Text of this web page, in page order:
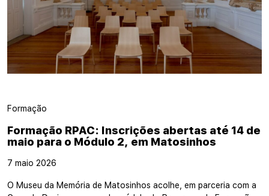
Formação
Formação RPAC: Inscrições abertas até 14 de
maio para o Módulo 2, em Matosinhos
7 maio 2026
O Museu da Memória de Matosinhos acolhe, em parceria com a